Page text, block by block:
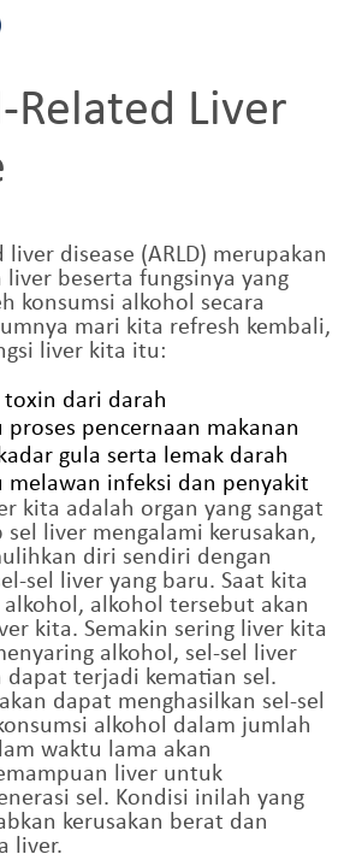
Related Liver
disease (ARLD) merupakan
liver beserta fungsinya yang
konsumsi alkohol secara
mari kita refresh kembali,
liver kita itu:
dari darah
pencernaan makanan
gula serta lemak darah
melawan infeksi dan penyakit
kita adalah organ yang sangat
sel liver mengalami kerusakan,
diri sendiri dengan
sel liver yang baru. Saat kita
alkohol, alkohol tersebut akan
kita. Semakin sering liver kita
alkohol, sel-sel liver
dapat terjadi kematian sel.
dapat menghasilkan sel-sel
alkohol dalam jumlah
waktu lama akan
liver untuk
sel. Kondisi inilah yang
kerusakan berat dan
liver.